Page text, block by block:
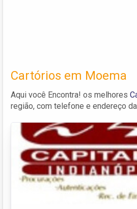
Cartórios em Moema
Aqui você Encontra! os melhores
região, com telefone e endereço